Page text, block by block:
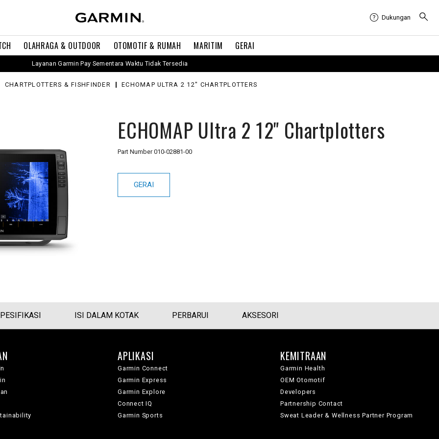
OLAHRAGA & OUTDOOR OTOMOTIF & RUMAH MARITIM GERAI
Dukungan
Layanan Garmin Pay Sementara Waktu Tidak Tersedia
CHARTPLOTTERS & FISHFINDER ECHOMAP ULTRA 2 12" CHARTPLOTTERS
ECHOMAP Ultra 2 12" Chartplotters
Part Number010-02881-00
GERAI
ISI DALAM KOTAK PERBARUI AKSESORI
APLIKASI
Garmin Connect
Garmin Express
Garmin Explore
Connect IQ
Garmin Sports
KEMITRAAN
Garmin Health
OEM Otomotif
Developers
Partnership Contact
Sweat Leader & Wellness Partner Program